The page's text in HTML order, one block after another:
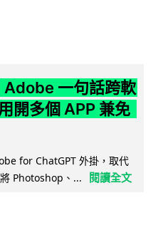
一句話跨軟
開多個 APP 兼免
for ChatGPT 外掛，取代
Photoshop、...
閱讀全文